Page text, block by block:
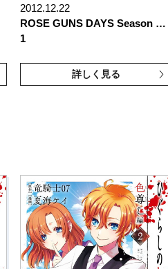
2012.12.22
ROSE GUNS DAYS Season …
1
詳しく見る